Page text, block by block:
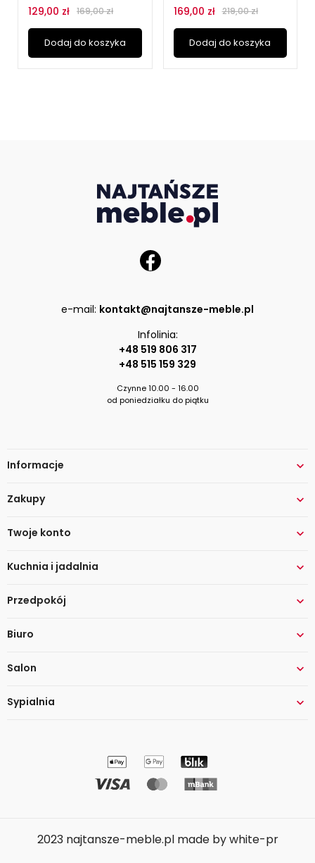
129,00 zł 169,00 zł
Dodaj do koszyka
169,00 zł 219,00 zł
Dodaj do koszyka
e-mail: kontakt@najtansze-meble.pl
Infolinia:
+48 519 806 317
+48 515 159 329
Czynne 10.00 - 16.00
od poniedziałku do piątku
Informacje 
Zakupy 
Twoje konto 
Kuchnia i jadalnia 
Przedpokój 
Biuro 
Salon 
Sypialnia 
2023 najtansze-meble.pl made by white-pr